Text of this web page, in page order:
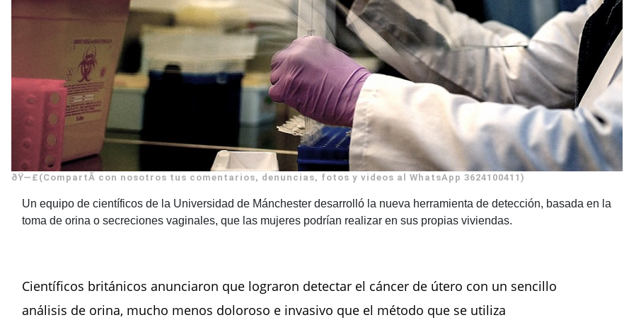
ðŸ—£(CompartÃ­ con nosotros tus comentarios, denuncias, fotos y videos al WhatsApp 3624100411)
Un equipo de científicos de la Universidad de Mánchester desarrolló la nueva herramienta de detección, basada en la
toma de orina o secreciones vaginales, que las mujeres podrían realizar en sus propias viviendas.
Científicos británicos anunciaron que lograron detectar el cáncer de útero con un sencillo
análisis de orina, mucho menos doloroso e invasivo que el método que se utiliza